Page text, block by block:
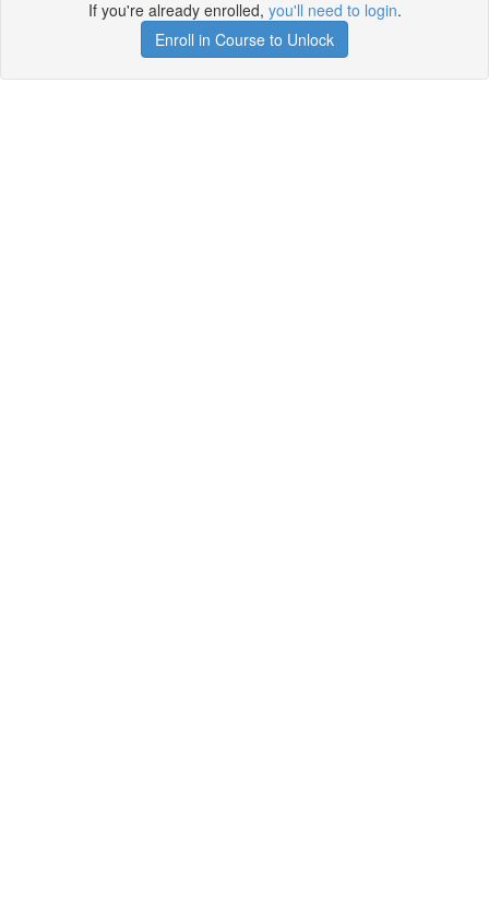
If you're already enrolled, you'll need to login.
Enroll in Course to Unlock